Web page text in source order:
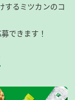
するミツカンのコ
できます！